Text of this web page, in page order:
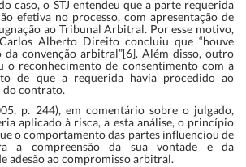
caso, o STJ entendeu que a parte requerida
efetiva no processo, com apresentação de
ao Tribunal Arbitral. Por esse motivo,
Alberto Direito concluiu que “houve
da convenção arbitral”[6]. Além disso, outro
o reconhecimento de consentimento com a
de que a requerida havia procedido ao
contrato.
p. 244), em comentário sobre o julgado,
aplicado à risca, a esta análise, o princípio
o comportamento das partes influenciou de
a compreensão da sua vontade e da
adesão ao compromisso arbitral.